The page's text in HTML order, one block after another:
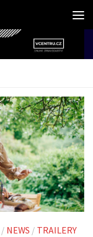
/ NEWS / TRAILERY